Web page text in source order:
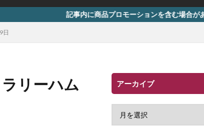
記事内に商品プロモーションを含む場合があります
日
リーハム
アーカイブ